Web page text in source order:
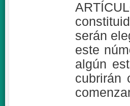
serán
este
algún
cubrirán